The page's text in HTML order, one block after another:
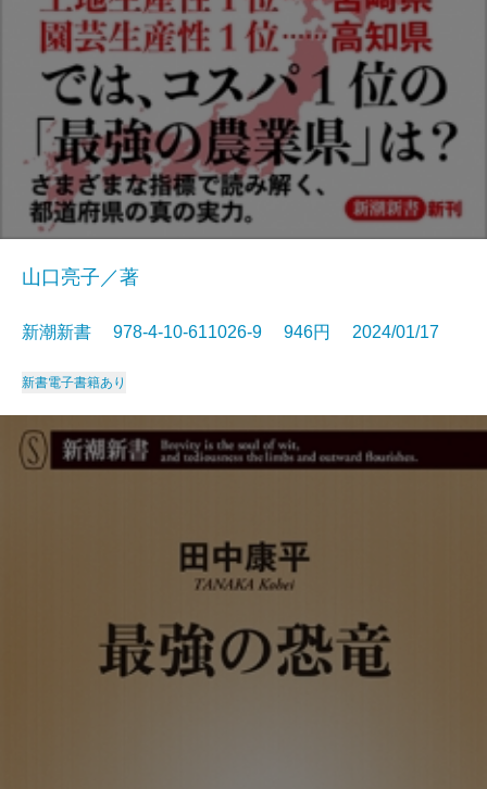
山口亮子／著
新潮新書 978-4-10-611026-9 946円 2024/01/17
新書電子書籍あり